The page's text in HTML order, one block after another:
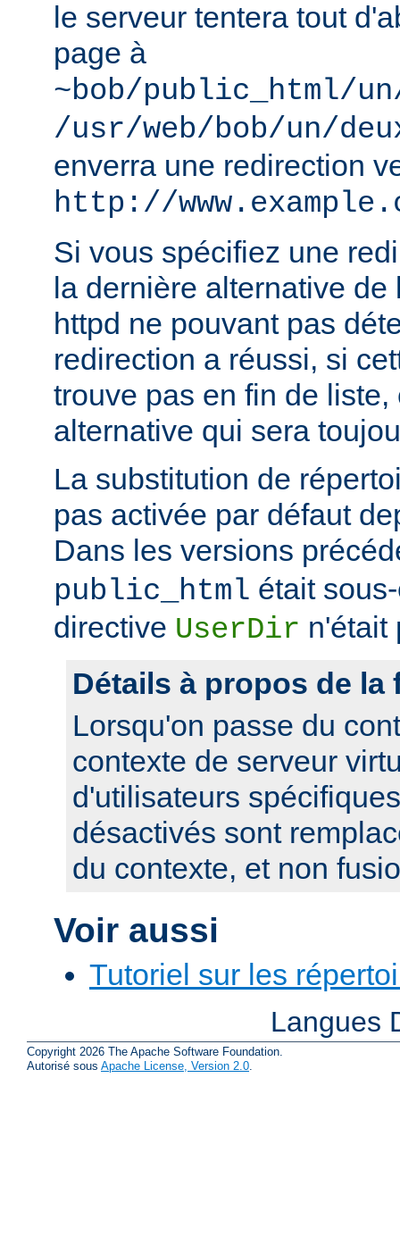
le serveur tentera tout
page à
~bob/public_html/
/usr/web/bob/un/
enverra une redirection
http://
Si vous spécifiez une
la dernière alternative
httpd ne pouvant pas
redirection a réussi, si
trouve pas en fin de liste,
alternative qui sera
La substitution de
pas activée par défaut
Dans les versions
public_html était
directive UserDir n'était
Détails à propos de la
Lorsqu'on passe du
contexte de serveur
d'utilisateurs
désactivés sont
du contexte, et non
Voir aussi
Tutoriel sur les
Langues
Copyright 2026 The Apache Software Foundation.
Autorisé sous Apache License, Version 2.0.